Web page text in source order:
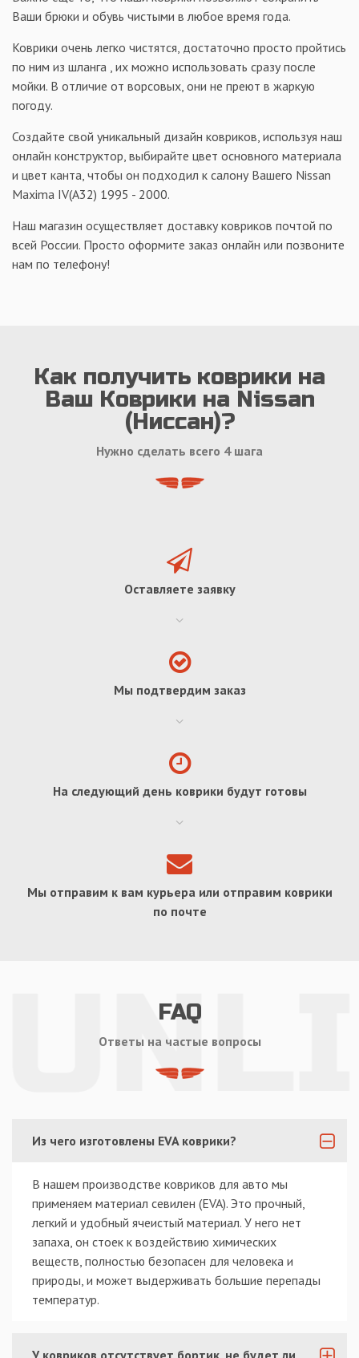
Ваши брюки и обувь чистыми в любое время года.
Коврики очень легко чистятся, достаточно просто пройтись
по ним из шланга , их можно использовать сразу после
мойки. В отличие от ворсовых, они не преют в жаркую
погоду.
Создайте свой уникальный дизайн ковриков, используя наш
онлайн конструктор, выбирайте цвет основного материала
и цвет канта, чтобы он подходил к салону Вашего Nissan
Maxima IV(A32) 1995 - 2000.
Наш магазин осуществляет доставку ковриков почтой по
всей России. Просто оформите заказ онлайн или позвоните
нам по телефону!
Как получить коврики на
Ваш Коврики на Nissan
(Ниссан)?
Нужно сделать всего 4 шага
Оставляете заявку
Мы подтвердим заказ
На следующий день коврики будут готовы
Мы отправим к вам курьера или отправим коврики
по почте
FAQ
Ответы на частые вопросы
Из чего изготовлены EVA коврики?
В нашем производстве ковриков для авто мы
применяем материал севилен (EVA). Это прочный,
легкий и удобный ячеистый материал. У него нет
запаха, он стоек к воздействию химических
веществ, полностью безопасен для человека и
природы, и может выдерживать большие перепады
температур.
У ковриков отсутствует бортик, не будет ли